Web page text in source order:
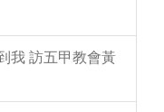
我 訪五甲教會黃